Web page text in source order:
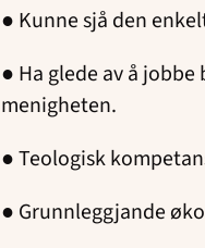
● Kunne sjå den
● Ha glede av å
menigheten.
● Teologisk
● Grunnleggjande